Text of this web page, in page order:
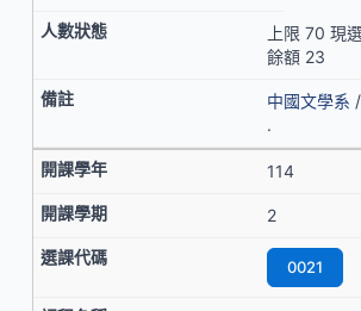
上限 70 現
餘額 23
中國文學系
.
114
2
0021